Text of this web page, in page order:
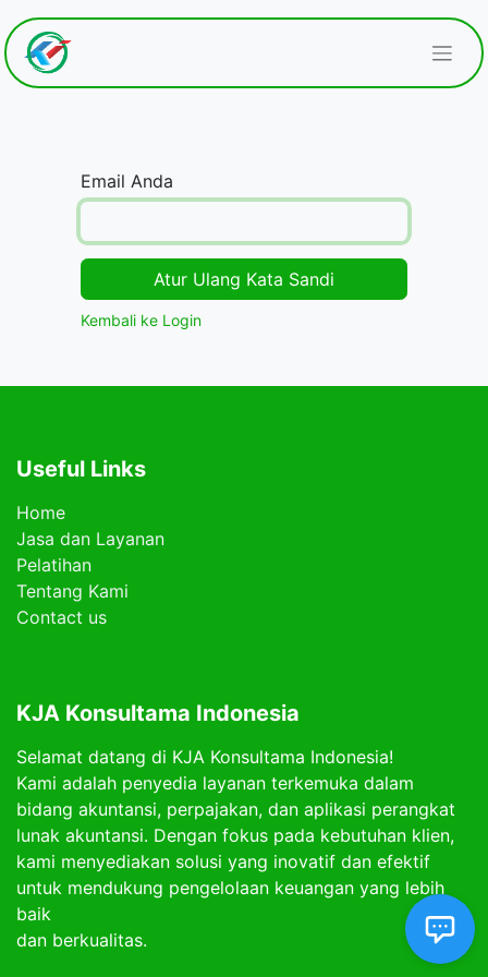
Email Anda
Atur Ulang Kata Sandi
Kembali ke Login
Useful Links
Home
Jasa dan Layanan
Pelatihan
Tentang Kami
Contact us
KJA Konsultama Indonesia
Selamat datang di KJA Konsultama Indonesia!
Kami adalah penyedia layanan terkemuka dalam
bidang akuntansi, perpajakan, dan aplikasi perangkat
lunak akuntansi. Dengan fokus pada kebutuhan klien,
kami menyediakan solusi yang inovatif dan efektif
untuk mendukung pengelolaan keuangan yang lebih
baik
dan berkualitas.